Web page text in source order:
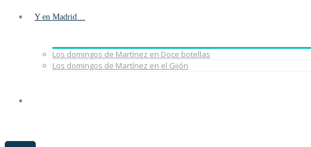
Y en Madrid…
Los domingos de Martínez en Doce botellas
Los domingos de Martínez en el Gijón